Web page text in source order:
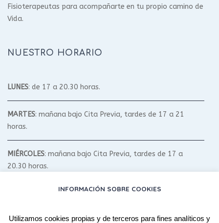
Fisioterapeutas para acompañarte en tu propio camino de
Vida.
NUESTRO HORARIO
LUNES: de 17 a 20.30 horas.
MARTES: mañana bajo Cita Previa, tardes de 17 a 21
horas.
MIÉRCOLES: mañana bajo Cita Previa, tardes de 17 a
20.30 horas.
: mañana bajo Cita Previa, tardes de 17 a 20.30
INFORMACIÓN SOBRE COOKIES
Utilizamos cookies propias y de terceros para fines analíticos y